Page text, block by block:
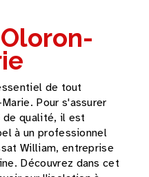
de tout
Pour s'assurer
qualité, il est
à un professionnel
William, entreprise
Découvrez dans cet